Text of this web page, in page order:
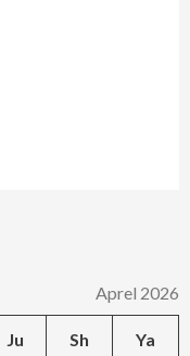
Aprel 2026
Ju Sh Ya